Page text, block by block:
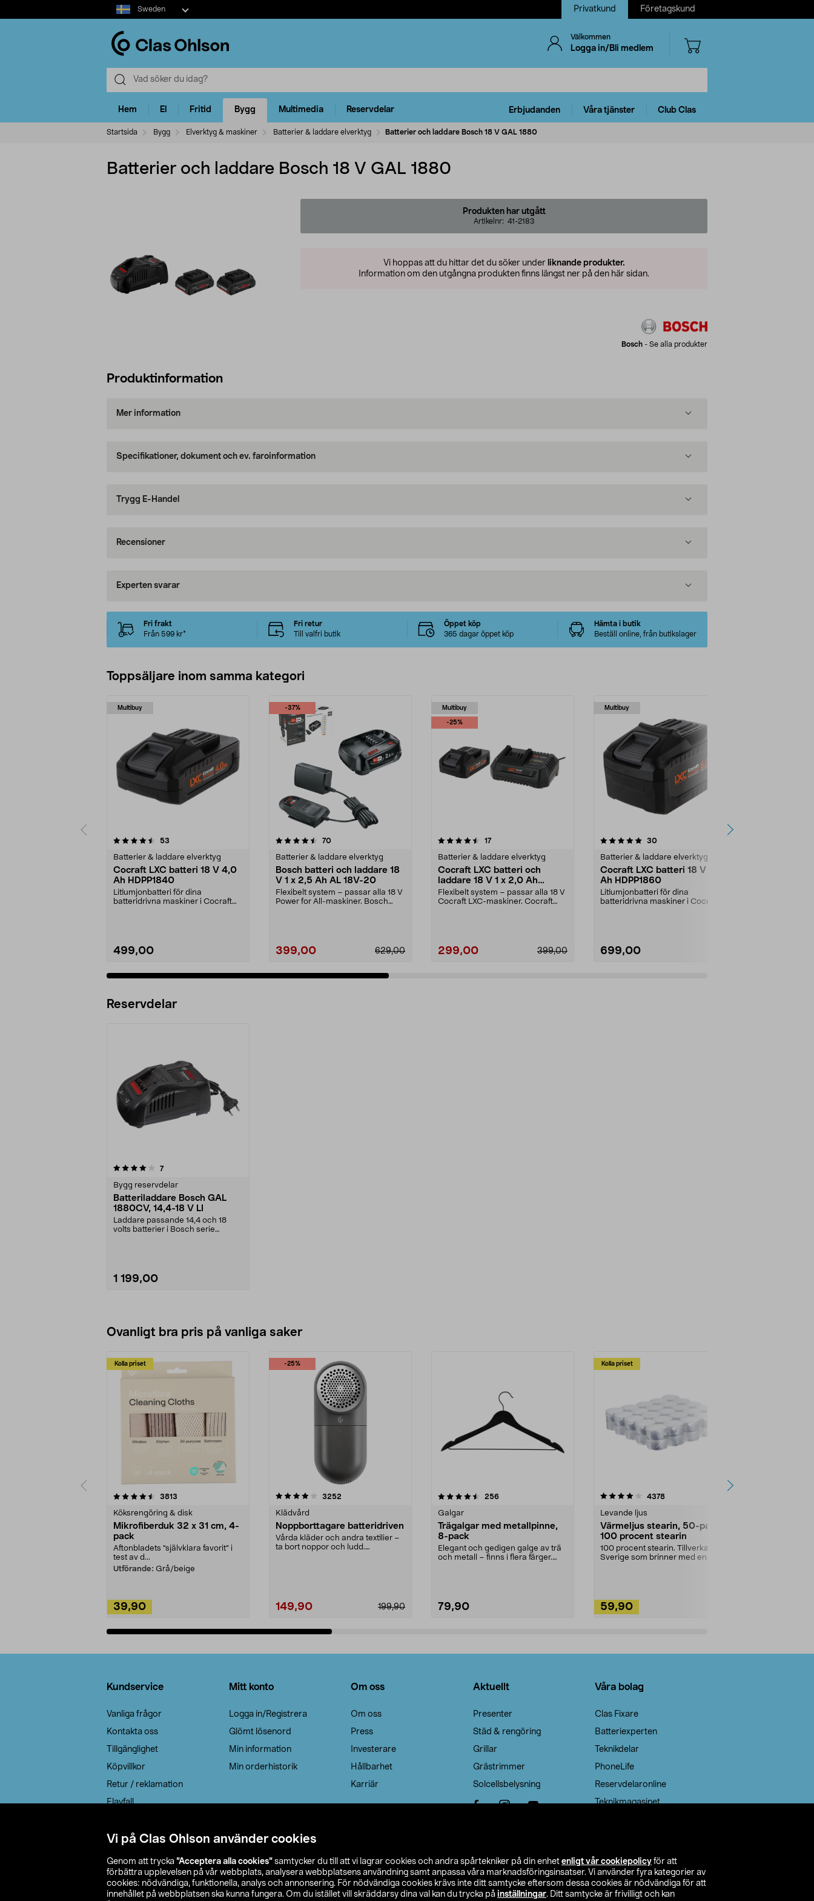
Vi på Clas Ohlson använder cookies
Genom att trycka ”Acceptera alla cookies” samtycker du till att vi lagrar cookies och andra spårtekniker på din enhet enligt vår cookiepolicy för att
förbättra upplevelsen på vår webbplats, analysera webbplatsens användning samt anpassa våra marknadsföringsinsatser. Vi använder fyra kategorier av
cookies: nödvändiga, funktionella, analys och annonsering. För nödvändiga cookies krävs inte ditt samtycke eftersom dessa cookies är nödvändiga för att
innehållet på webbplatsen ska kunna fungera. Om du istället vill skräddarsy dina val kan du trycka på inställningar. Ditt samtycke är frivilligt och kan
Select
market
Sweden Privatkund Företagskund
Välkommen
Logga in/Bli medlem
Hem El Fritid Bygg Multimedia Reservdelar Erbjudanden Våra tjänster Club Clas
Startsida Bygg Elverktyg & maskiner Batterier & laddare elverktyg Batterier och laddare Bosch 18 V GAL 1880
Batterier och laddare Bosch 18 V GAL 1880
Produkten har utgått
Artikelnr: 41-2183
Vi hoppas att du hittar det du söker under liknande produkter.
Information om den utgångna produkten finns längst ner på den här sidan.
Bosch - Se alla produkter
Produktinformation
Mer information
Specifikationer, dokument och ev. faroinformation
Trygg E-Handel
Recensioner
Experten svarar
Fri frakt
Från 599 kr*
Fri retur
Till valfri butik
Öppet köp
365 dagar öppet köp
Hämta i butik
Beställ online, från butikslager
Toppsäljare inom samma kategori
Multibuy
53
Batterier & laddare elverktyg
Cocraft LXC batteri 18 V 4,0
Ah HDPP1840
Litiumjonbatteri för dina
batteridrivna maskiner i Cocraft
499,00
-37%
4.5 av 5 stjärnor 70recensioner
Batterier & laddare elverktyg
Bosch batteri och laddare 18
V 1 x 2,5 Ah AL 18V-20
Flexibelt system – passar alla 18 V
Power for All-maskiner. Bosch
399,00 629,00
Multibuy
-25%
4.5 av 5 stjärnor 17recensioner
Batterier & laddare elverktyg
Cocraft LXC batteri och
laddare 18 V 1 x 2,0 Ah
CBS42
Flexibelt system – passar alla 18 V
Cocraft LXC-maskiner. Cocraft
299,00 399,00
Multibuy
5.0 av 5 stjärnor 30recensioner
Batterier & laddare elverktyg
Cocraft LXC batteri 18 V 6,0
Ah HDPP1860
Litiumjonbatteri för dina
batteridrivna maskiner i Cocraft
699,00
4.5 av 5 stjärnor
Reservdelar
7recensioner
Bygg reservdelar
Batteriladdare Bosch GAL
1880CV, 14,4-18 V LI
Laddare passande 14,4 och 18
volts batterier i Bosch serie
1 199,00
Ovanligt bra pris på vanliga saker
Kolla priset
3813
Köksrengöring & disk
Mikrofiberduk 32 x 31 cm, 4-
pack
Aftonbladets "självklara favorit” i
test av d...
Utförande: Grå/beige
39,90
-25%
4.0av 5 stjärnor 3252
Klädvård
Noppborttagare batteridriven
Vårda kläder och andra textilier –
ta bort noppor och ludd.
199,90
149,90
4.5av 5 stjärnor 256recensioner
Galgar
Trägalgar med metallpinne,
8-pack
Elegant och gedigen galge av trä
och metall – finns i flera färger.
79,90
Kolla priset
4.0av 5 stjärnor 4378recensioner
Levande ljus
Värmeljus stearin, 50-pack,
100 procent stearin
100 procent stearin. Tillverkade i
Sverige som brinner med en
59,90
4.5av 5 stjärnor
Kundservice
Vanliga frågor
Kontakta oss
Tillgänglighet
Köpvillkor
Retur / reklamation
Elavfall
Leveransalternativ
Mitt konto
Logga in/Registrera
Glömt lösenord
Min information
Min orderhistorik
Om oss
Om oss
Press
Investerare
Hållbarhet
Karriär
Aktuellt
Presenter
Städ & rengöring
Grillar
Grästrimmer
Solcellsbelysning
Våra bolag
Clas Fixare
Batteriexperten
Teknikdelar
PhoneLife
Reservdelaronline
Teknikmagasinet